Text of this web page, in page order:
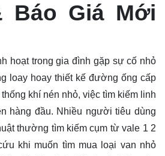
Báo Giá Mới
hoạt trong gia đình gặp sự cố nhỏ
loay hoay thiết kế đường ống cấp
khí nén nhỏ, việc tìm kiếm linh
hàng đầu. Nhiều người tiêu dùng
thường tìm kiếm cụm từvale 1 2
khi muốn tìm mua loại van nhỏ